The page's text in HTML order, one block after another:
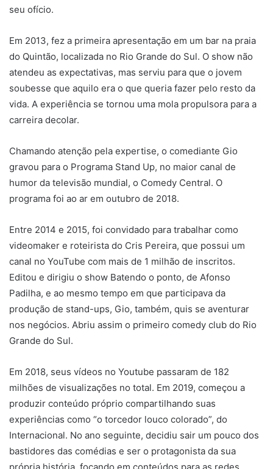
Padilha, e ao mesmo tempo em que participava da
produção de stand-ups, Gio, também, quis se aventurar
nos negócios. Abriu assim o primeiro comedy club do Rio
Grande do Sul.
produzir conteúdo próprio compartilhando suas
experiências como “o torcedor louco colorado”, do
Internacional. No ano seguinte, decidiu sair um pouco dos
bastidores das comédias e ser o protagonista da sua
própria história, focando em conteúdos para as redes
apresentações para mais de 5 milhões de seguidores, feito
que conseguiu em apenas 2 anos na plataforma. Começou
a fazer turnês pelos clubes de comédia mais importantes
do país e a postar trechos na rede social. Um dos seus
milhões de views, o conteúdo mostra o influenciador
interagindo com uma pessoa do público.
A partir daí, em 2021, surgiu o convite para ser
comentarista na TV RBS, do grupo Globo. Gio passou a ser
apresentador de um quadro semanal no Globo Esporte,
comentando e fazendo piadas dos principais jogos dos